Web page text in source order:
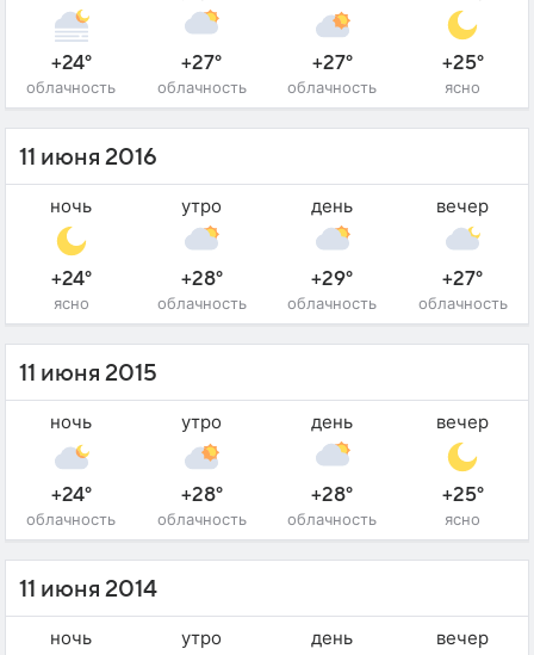
+24°
облачность
+27°
облачность
+27°
облачность
+25°
ясно
11 июня 2016
ночь
+24°
ясно
утро
+28°
облачность
день
+29°
облачность
вечер
+27°
облачность
11 июня 2015
ночь
+24°
облачность
утро
+28°
облачность
день
+28°
облачность
вечер
+25°
ясно
11 июня 2014
ночь утро день вечер